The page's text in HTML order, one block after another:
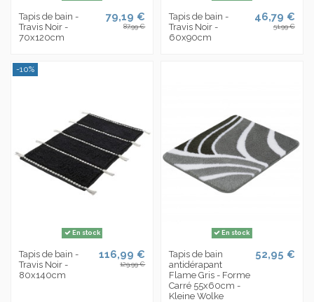
Tapis de bain -
Travis Noir -
70x120cm
79,19 €
87,99 €
Tapis de bain -
Travis Noir -
60x90cm
46,79 €
51,99 €
-10%
En stock
Tapis de bain -
Travis Noir -
80x140cm
116,99 €
129,99 €
En stock
Tapis de bain
antidérapant
Flame Gris - Forme
Carré 55x60cm -
Kleine Wolke
52,95 €